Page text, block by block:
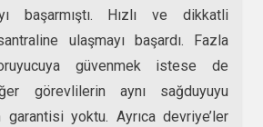
başarmıştı. Hızlı ve dikkatli
ulaşmayı başardı. Fazla
güvenmek istese de
görevlilerin aynı sağduyuyu
yoktu. Ayrıca devriye’ler